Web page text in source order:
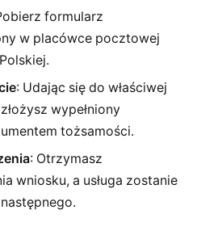
formularz
w placówce pocztowej
: Udając się do właściwej
wypełniony
tożsamości.
: Otrzymasz
wniosku, a usługa zostanie